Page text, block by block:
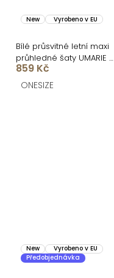
New Vyrobeno v EU
Bílé průsvitné letní maxi
průhledné šaty UMARIE s
dlouhým rukávem
859 Kč
ONESIZE
New
Vyrobeno v EU
Předobjednávka